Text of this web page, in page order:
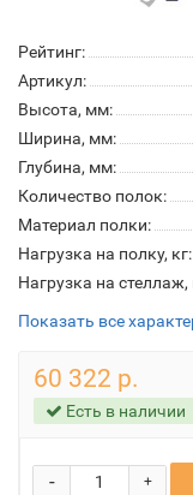
Рейтинг:
Артикул:
Высота, мм:
Ширина, мм:
Глубина, мм:
Количество полок:
Материал полки:
Нагрузка на полку, кг:
Нагрузка на стеллаж,
Показать все
60 322 р.
Есть в наличии
+
-